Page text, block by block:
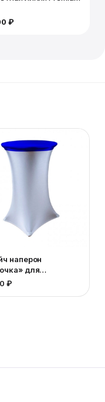
настроение
₽
наперон
для
стола
₽